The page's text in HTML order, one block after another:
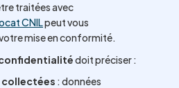
traitées avec
CNILpeut vous
mise en conformité.
doit préciser :
collectées : données